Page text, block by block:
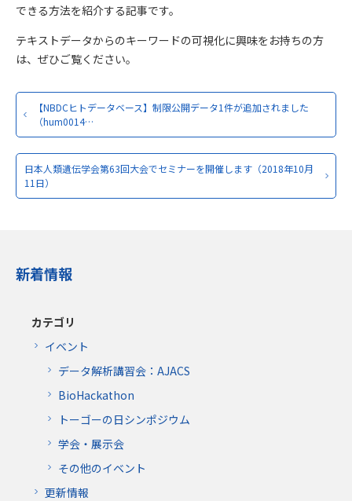
できる方法を紹介する記事です。
テキストデータからのキーワードの可視化に興味をお持ちの方
は、ぜひご覧ください。
【NBDCヒトデータベース】制限公開データ1件が追加されました
（hum0014…
日本人類遺伝学会第63回大会でセミナーを開催します（2018年10月
11日）
新着情報
カテゴリ
イベント
データ解析講習会：AJACS
BioHackathon
トーゴーの日シンポジウム
学会・展示会
その他のイベント
更新情報